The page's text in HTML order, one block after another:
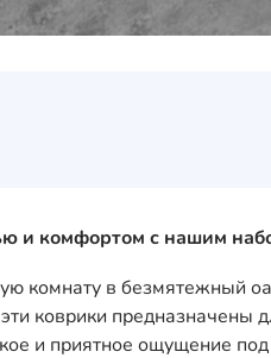
и комфортом с нашим
комнату в безмятежный
коврики предназначены
и приятное ощущение